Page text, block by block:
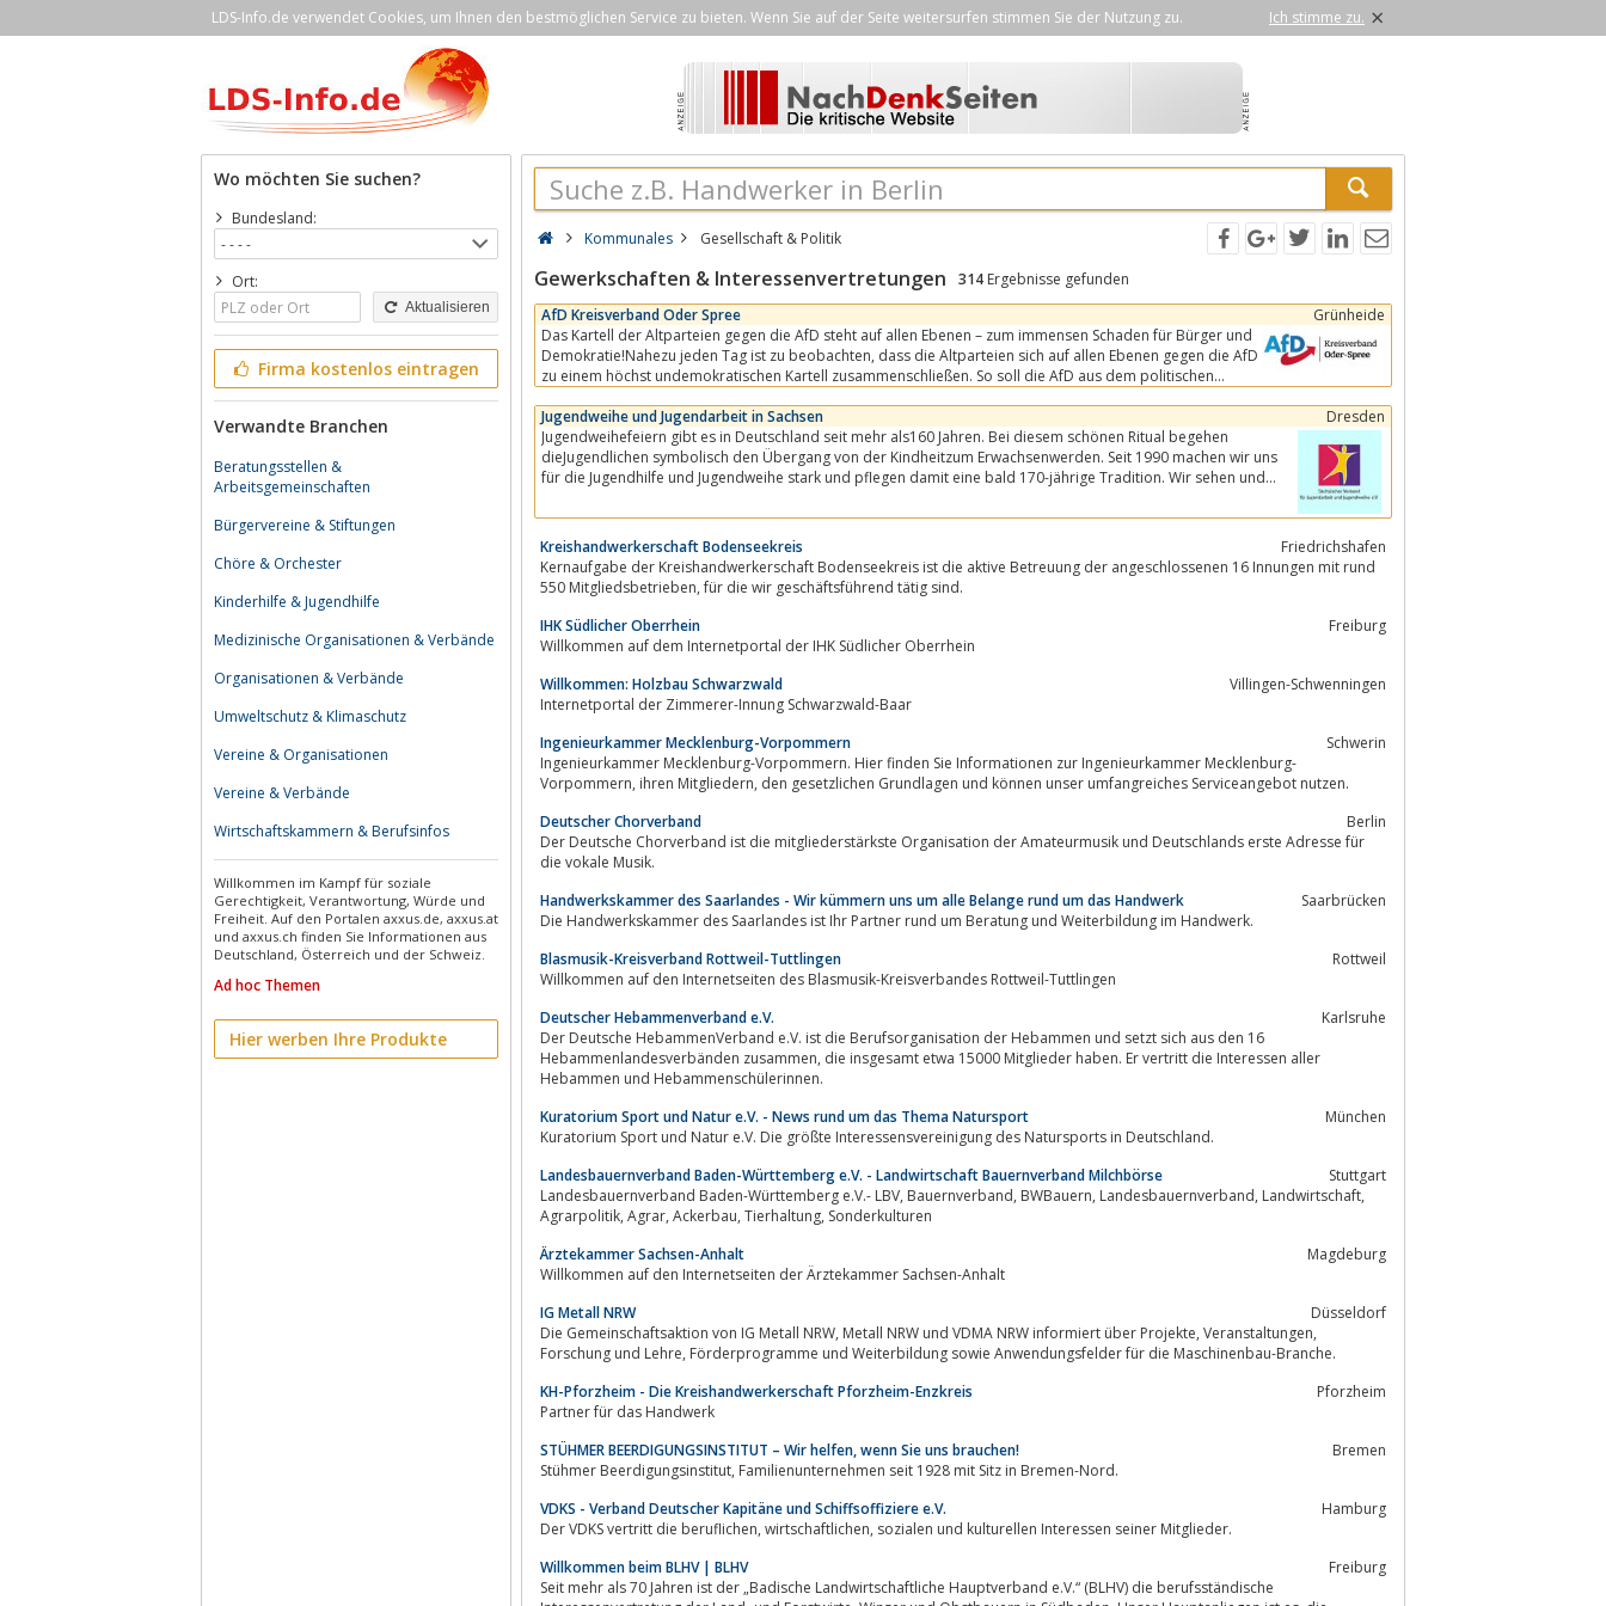
LDS-Info.de verwendet Cookies, um Ihnen den bestmöglichen Service zu bieten. Wenn Sie auf der Seite weitersurfen stimmen Sie der Nutzung zu. Ich stimme zu. ×
Wo möchten Sie suchen?
Bundesland:
Ort:
Aktualisieren
Firma kostenlos eintragen
Verwandte Branchen
Beratungsstellen &
Arbeitsgemeinschaften
Bürgervereine & Stiftungen
Chöre & Orchester
Kinderhilfe & Jugendhilfe
Medizinische Organisationen & Verbände
Organisationen & Verbände
Umweltschutz & Klimaschutz
Vereine & Organisationen
Vereine & Verbände
Wirtschaftskammern & Berufsinfos
Willkommen im Kampf für soziale
Gerechtigkeit, Verantwortung, Würde und
Freiheit. Auf den Portalen axxus.de, axxus.at
und axxus.ch finden Sie Informationen aus
Deutschland, Österreich und der Schweiz.
Ad hoc Themen
Hier werben Ihre Produkte
Kommunales Gesellschaft & Politik
Gewerkschaften & Interessenvertretungen 314 Ergebnisse gefunden
AfD Kreisverband Oder Spree
Grünheide
Das Kartell der Altparteien gegen die AfD steht auf allen Ebenen – zum immensen Schaden für Bürger und
Demokratie!Nahezu jeden Tag ist zu beobachten, dass die Altparteien sich auf allen Ebenen gegen die AfD
zu einem höchst undemokratischen Kartell zusammenschließen. So soll die AfD aus dem politischen
Jugendweihe und Jugendarbeit in Sachsen
Dresden
Jugendweihefeiern gibt es in Deutschland seit mehr als160 Jahren. Bei diesem schönen Ritual begehen
dieJugendlichen symbolisch den Übergang von der Kindheitzum Erwachsenwerden. Seit 1990 machen wir uns
für die Jugendhilfe und Jugendweihe stark und pflegen damit eine bald 170-jährige Tradition. Wir sehen und
Kreishandwerkerschaft Bodenseekreis
Friedrichshafen
Kernaufgabe der Kreishandwerkerschaft Bodenseekreis ist die aktive Betreuung der angeschlossenen 16 Innungen mit rund
550 Mitgliedsbetrieben, für die wir geschäftsführend tätig sind.
IHK Südlicher Oberrhein
Freiburg
Willkommen auf dem Internetportal der IHK Südlicher Oberrhein
Willkommen: Holzbau Schwarzwald
Villingen-Schwenningen
Internetportal der Zimmerer-Innung Schwarzwald-Baar
Ingenieurkammer Mecklenburg-Vorpommern
Schwerin
Ingenieurkammer Mecklenburg-Vorpommern. Hier finden Sie Informationen zur Ingenieurkammer Mecklenburg-
Vorpommern, ihren Mitgliedern, den gesetzlichen Grundlagen und können unser umfangreiches Serviceangebot nutzen.
Deutscher Chorverband
Berlin
Der Deutsche Chorverband ist die mitgliederstärkste Organisation der Amateurmusik und Deutschlands erste Adresse für
die vokale Musik.
Handwerkskammer des Saarlandes - Wir kümmern uns um alle Belange rund um das Handwerk
Saarbrücken
Die Handwerkskammer des Saarlandes ist Ihr Partner rund um Beratung und Weiterbildung im Handwerk.
Blasmusik-Kreisverband Rottweil-Tuttlingen
Rottweil
Willkommen auf den Internetseiten des Blasmusik-Kreisverbandes Rottweil-Tuttlingen
Deutscher Hebammenverband e.V.
Karlsruhe
Der Deutsche HebammenVerband e.V. ist die Berufsorganisation der Hebammen und setzt sich aus den 16
Hebammenlandesverbänden zusammen, die insgesamt etwa 15000 Mitglieder haben. Er vertritt die Interessen aller
Hebammen und Hebammenschülerinnen.
Kuratorium Sport und Natur e.V. - News rund um das Thema Natursport
München
Kuratorium Sport und Natur e.V. Die größte Interessensvereinigung des Natursports in Deutschland.
Landesbauernverband Baden-Württemberg e.V. - Landwirtschaft Bauernverband Milchbörse
Stuttgart
Landesbauernverband Baden-Württemberg e.V.- LBV, Bauernverband, BWBauern, Landesbauernverband, Landwirtschaft,
Agrarpolitik, Agrar, Ackerbau, Tierhaltung, Sonderkulturen
Ärztekammer Sachsen-Anhalt
Magdeburg
Willkommen auf den Internetseiten der Ärztekammer Sachsen-Anhalt
IG Metall NRW
Düsseldorf
Die Gemeinschaftsaktion von IG Metall NRW, Metall NRW und VDMA NRW informiert über Projekte, Veranstaltungen,
Forschung und Lehre, Förderprogramme und Weiterbildung sowie Anwendungsfelder für die Maschinenbau-Branche.
KH-Pforzheim - Die Kreishandwerkerschaft Pforzheim-Enzkreis
Pforzheim
Partner für das Handwerk
STÜHMER BEERDIGUNGSINSTITUT – Wir helfen, wenn Sie uns brauchen!
Bremen
Stühmer Beerdigungsinstitut, Familienunternehmen seit 1928 mit Sitz in Bremen-Nord.
VDKS - Verband Deutscher Kapitäne und Schiffsoffiziere e.V.
Hamburg
Der VDKS vertritt die beruflichen, wirtschaftlichen, sozialen und kulturellen Interessen seiner Mitglieder.
Willkommen beim BLHV | BLHV
Freiburg
Seit mehr als 70 Jahren ist der „Badische Landwirtschaftliche Hauptverband e.V.“ (BLHV) die berufsständische